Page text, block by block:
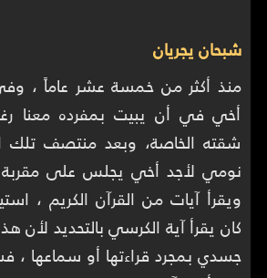
شبحان يجريان
منذ أكثر من خمسة عشر عاماً ،
أخي في أن يبيت بمفرده معنا
شقته الخاصة، وبعد منتصف تلك
نومي لأجد أخي يجلس على مقربة
ويقرأ آيات من القرآن الكريم ،
كان يقرأ آية الكرسي بالتحديد لأن
جسدي بمجرد قراءتها أو سماعها ،